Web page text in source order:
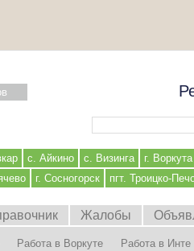
с. Айкино с. Визинга
г. Воркута
г. Сосногорск пгт. Троицко-
Жалобы
Работа в Воркуте Работа в Инте